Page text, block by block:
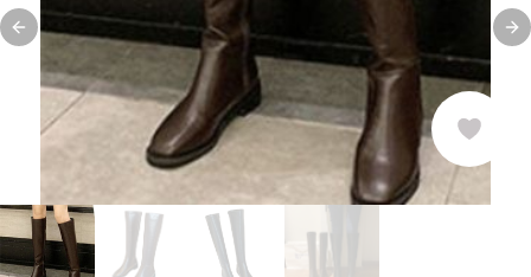
Previous slide